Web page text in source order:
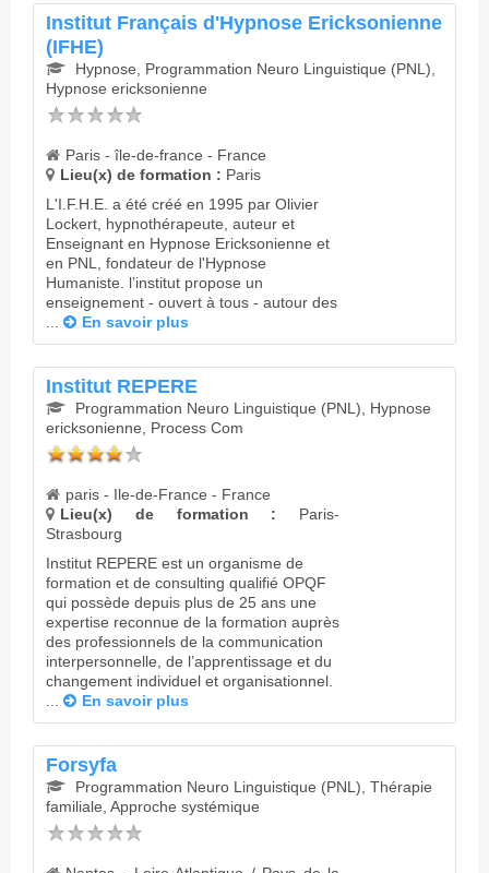
Institut Français d'Hypnose Ericksonienne
(IFHE)
Hypnose, Programmation Neuro Linguistique (PNL),
Hypnose ericksonienne
Paris - île-de-france - France
Lieu(x) de formation : Paris
L'I.F.H.E. a été créé en 1995 par Olivier
Lockert, hypnothérapeute, auteur et
Enseignant en Hypnose Ericksonienne et
en PNL, fondateur de l'Hypnose
Humaniste. l’institut propose un
enseignement - ouvert à tous - autour des
En savoir plus
Institut REPERE
Programmation Neuro Linguistique (PNL), Hypnose
ericksonienne, Process Com
paris - Ile-de-France - France
Lieu(x) de formation : Paris-
Strasbourg
Institut REPERE est un organisme de
formation et de consulting qualifié OPQF
qui possède depuis plus de 25 ans une
expertise reconnue de la formation auprès
des professionnels de la communication
interpersonnelle, de l’apprentissage et du
changement individuel et organisationnel.
En savoir plus
Forsyfa
Programmation Neuro Linguistique (PNL), Thérapie
familiale, Approche systémique